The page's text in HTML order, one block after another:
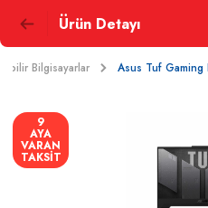
Ürün Detayı
Bilgisayarlar Asus Tuf Gaming
9
AYA
VARAN
TAKSİT